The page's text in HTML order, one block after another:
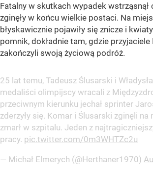
Fatalny w skutkach wypadek wstrząsnął
zginęły w końcu wielkie postaci. Na
błyskawicznie pojawiły się znicze i
pomnik, dokładnie tam, gdzie
zakończyli swoją życiową podróż.
25 lat temu, Tadeusz Ślusarski i
medaliści olimpijscy wracali z
przeciwnym kierunku jechał sprinter
zderzyły się. Komar i Ślusarski zginęli na
zmarł w szpitalu. Jeden z
pracy. pic.twitter.com/0m3WHTZc2u
— Michał Elmerych (@Herthaner1970)